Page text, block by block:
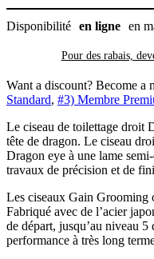
Disponibilité en ligne en
Pour des rabais,
Want a discount? Become a
Standard, #3) Membre
Le ciseau de toilettage droit
tête de dragon. Le ciseau
Dragon eye à une lame
travaux de précision et de
Les ciseaux Gain Grooming
Fabriqué avec de l’acier
de départ, jusqu’au niveau
performance à très long